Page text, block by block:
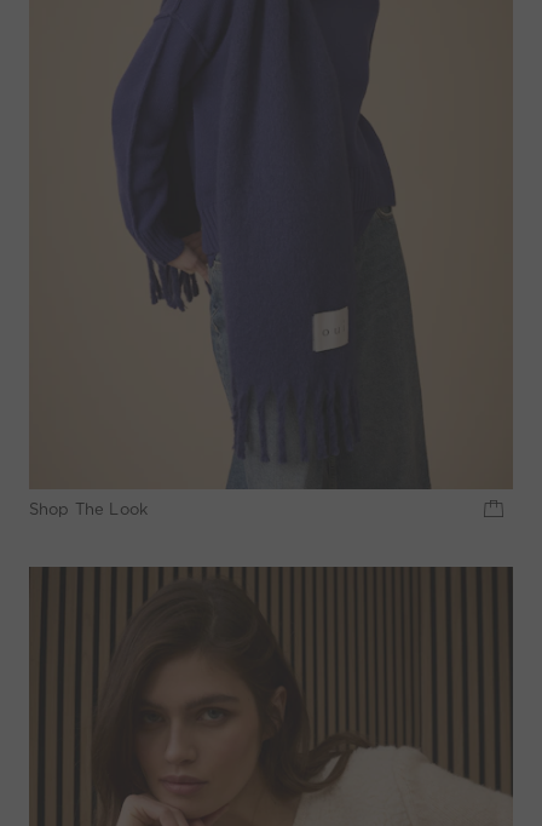
Shop The Look